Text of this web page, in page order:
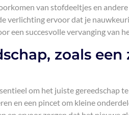
van stofdeeltjes en
verlichting ervoor dat je
een succesvolle vervanging van
zoals een
om het juiste gereedschap
en een pincet om kleine